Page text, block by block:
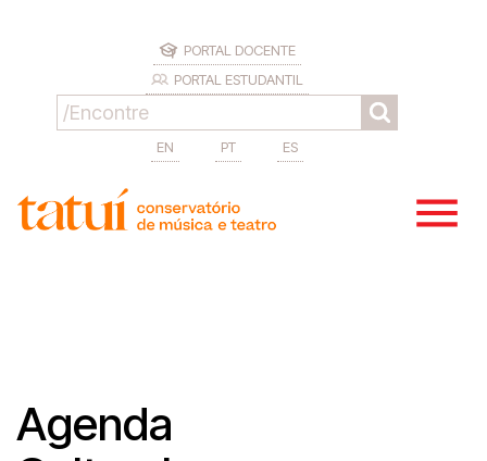
PORTAL DOCENTE
PORTAL ESTUDANTIL
EN PT ES
Agenda